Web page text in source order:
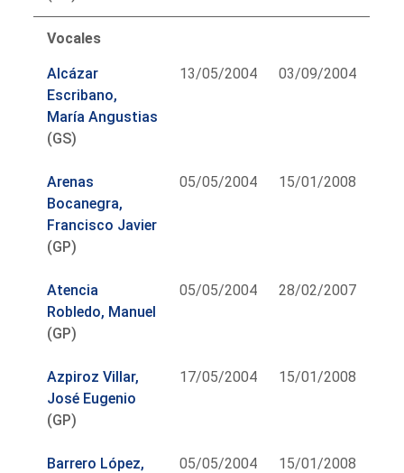
Vocales
Alcázar
Escribano,
María Angustias
(GS)
13/05/2004 03/09/2004
Arenas
Bocanegra,
Francisco Javier
(GP)
05/05/2004 15/01/2008
Atencia
Robledo, Manuel
(GP)
05/05/2004 28/02/2007
Azpiroz Villar,
José Eugenio
(GP)
17/05/2004 15/01/2008
Barrero López,
05/05/2004 15/01/2008